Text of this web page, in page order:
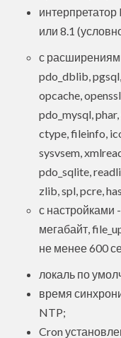
или 8.1
с
pdo_dblib,
opcache,
pdo_mysql,
ctype, fileinfo,
sysvsem,
pdo_sqlite,
zlib, spl, pcre,
с настройками
мегабайт,
не менее 600
локаль по
время
NTP;
Cron